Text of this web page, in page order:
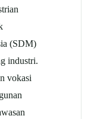
(SDM)
industri.
vokasi